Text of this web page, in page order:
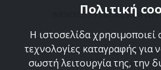
NEWSLETTER: Ας
Ανακαλύψτε τις
γνωριστούμε
Πολιτική
Η ιστοσελίδα χρησιμοποιεί
τεχνολογίες καταγραφής για
σωστή λειτουργία της, την